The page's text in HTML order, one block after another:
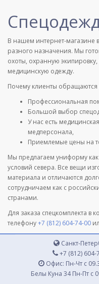
В нашем интернет-магазине
разного назначения. Мы
охоты, охранную
медицинскую одежду.
Почему клиенты обращаются
Профессиональная
Большой выбор
У нас есть
медперсонала,
Приемлемые цены на
Мы предлагаем униформу как
условий севера. Все вещи
материала и отличаются
сотрудничаем как с
странами.
Для заказа спецкомплекта
телефону+7 (812) 604-74-00
Санкт-
+7 (812) 604-
Офис: Пн-Чт с
Белы Куна 34 Пн-Пт с